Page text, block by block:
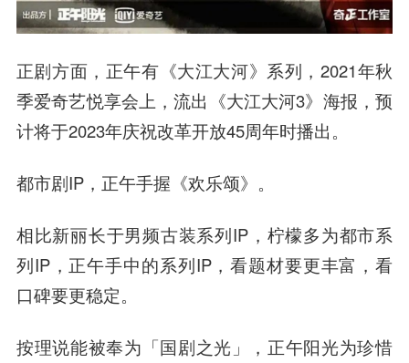
正剧方面，正午有《大江大河》系列，2021年秋
季爱奇艺悦享会上，流出《大江大河3》海报，预
计将于2023年庆祝改革开放45周年时播出。
都市剧IP，正午手握《欢乐颂》。
相比新丽长于男频古装系列IP，柠檬多为都市系
列IP，正午手中的系列IP，看题材要更丰富，看
口碑要更稳定。
按理说能被奉为「国剧之光」，正午阳光为珍惜